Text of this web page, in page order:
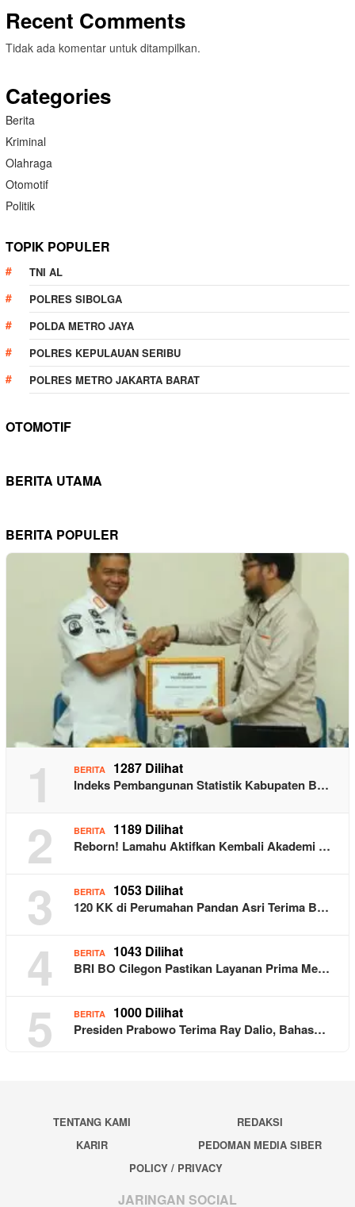
Recent Comments
Tidak ada komentar untuk ditampilkan.
Categories
Berita
Kriminal
Olahraga
Otomotif
Politik
TOPIK POPULER
TNI AL
POLRES SIBOLGA
POLDA METRO JAYA
POLRES KEPULAUAN SERIBU
POLRES METRO JAKARTA BARAT
OTOMOTIF
BERITA UTAMA
BERITA POPULER
1 BERITA 1287 Dilihat
Indeks Pembangunan Statistik Kabupaten B…
2 BERITA 1189 Dilihat
Reborn! Lamahu Aktifkan Kembali Akademi …
3 BERITA 1053 Dilihat
120 KK di Perumahan Pandan Asri Terima B…
4 BERITA 1043 Dilihat
BRI BO Cilegon Pastikan Layanan Prima Me…
5 BERITA 1000 Dilihat
Presiden Prabowo Terima Ray Dalio, Bahas…
TENTANG KAMI
REDAKSI
KARIR
PEDOMAN MEDIA SIBER
POLICY / PRIVACY
JARINGAN SOCIAL